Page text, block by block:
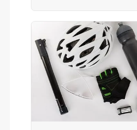
Bremshebel
Shimano BL-
Schloss
Abus battery lock with YourPlus
Steuersatz